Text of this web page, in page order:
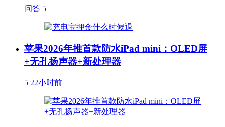
问答 5
苹果2026年推首款防水iPad mini：OLED屏
+无孔扬声器+新处理器
5 22小时前